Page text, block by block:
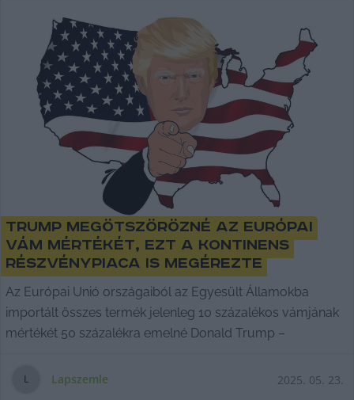
Trump megötszörözné az európai
vám mértékét, ezt a kontinens
részvénypiaca is megérezte
Az Európai Unió országaiból az Egyesült Államokba
importált összes termék jelenleg 10 százalékos vámjának
mértékét 50 százalékra emelné Donald Trump –
L Lapszemle 2025. 05. 23.